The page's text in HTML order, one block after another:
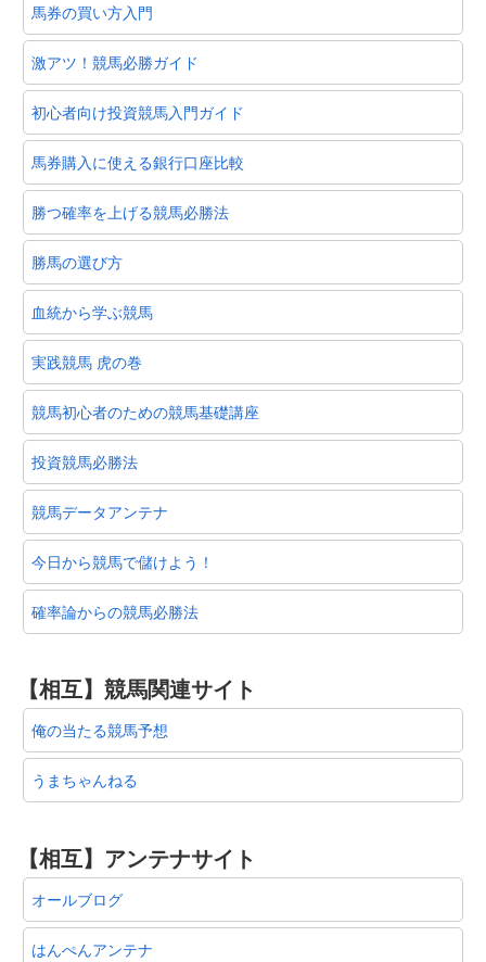
馬券の買い方入門
激アツ！競馬必勝ガイド
初心者向け投資競馬入門ガイド
馬券購入に使える銀行口座比較
勝つ確率を上げる競馬必勝法
勝馬の選び方
血統から学ぶ競馬
実践競馬 虎の巻
競馬初心者のための競馬基礎講座
投資競馬必勝法
競馬データアンテナ
今日から競馬で儲けよう！
確率論からの競馬必勝法
【相互】競馬関連サイト
俺の当たる競馬予想
うまちゃんねる
【相互】アンテナサイト
オールブログ
はんぺんアンテナ